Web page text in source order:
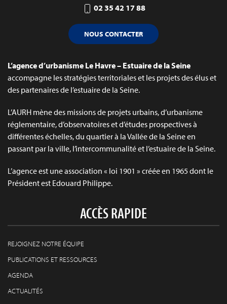
02 35 42 17 88
NOUS CONTACTER
L’agence d’urbanisme Le Havre – Estuaire de la Seine
accompagne les stratégies territoriales et les projets des élus et
des partenaires de l’estuaire de la Seine.
L’AURH mène des missions de projets urbains, d’urbanisme
réglementaire, d’observatoires et d’études prospectives à
différentes échelles, du quartier à la Vallée de la Seine en
passant par la ville, l’intercommunalité et l’estuaire de la Seine.
L’agence est une association « loi 1901 » créée en 1965 dont le
Président est Edouard Philippe.
ACCÈS RAPIDE
REJOIGNEZ NOTRE ÉQUIPE
PUBLICATIONS ET RESSOURCES
AGENDA
ACTUALITÉS